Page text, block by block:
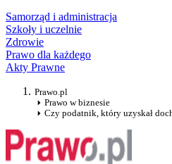
Samorząd i administracja
Szkoły i uczelnie
Zdrowie
Prawo dla każdego
Akty Prawne
Prawo.pl
Prawo w biznesie
Czy podatnik, który uzyskał